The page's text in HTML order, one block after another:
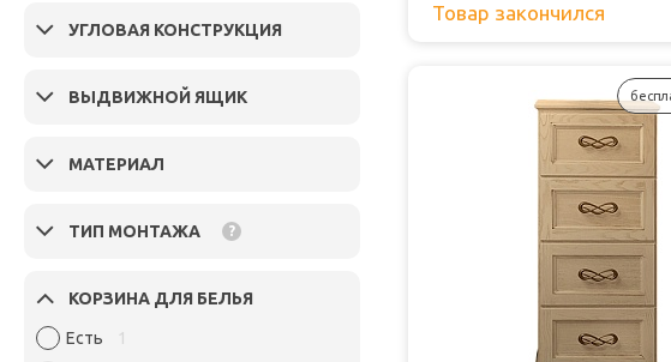
УГЛОВАЯ КОНСТРУКЦИЯ
ВЫДВИЖНОЙ ЯЩИК
МАТЕРИАЛ
ТИП МОНТАЖА ?
КОРЗИНА ДЛЯ БЕЛЬЯ
Есть
1
Товар закончился